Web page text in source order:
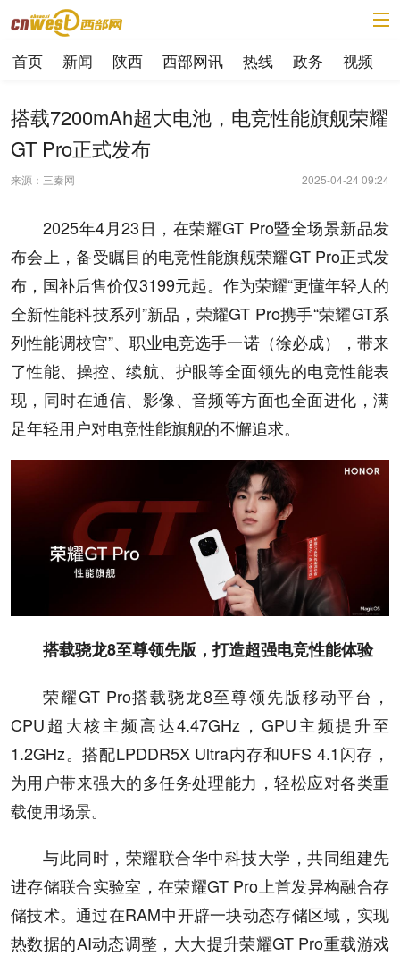
首页 新闻 陕西 西部网讯 热线 政务 视频
搭载7200mAh超大电池，电竞性能旗舰荣耀
GT Pro正式发布
来源：三秦网 2025-04-24 09:24
2025年4月23日，在荣耀GT Pro暨全场景新品发
布会上，备受瞩目的电竞性能旗舰荣耀GT Pro正式发
布，国补后售价仅3199元起。作为荣耀“更懂年轻人的
全新性能科技系列”新品，荣耀GT Pro携手“荣耀GT系
列性能调校官”、职业电竞选手一诺（徐必成），带来
了性能、操控、续航、护眼等全面领先的电竞性能表
现，同时在通信、影像、音频等方面也全面进化，满
足年轻用户对电竞性能旗舰的不懈追求。
搭载骁龙8至尊领先版，打造超强电竞性能体验
荣耀GT Pro搭载骁龙8至尊领先版移动平台，
CPU超大核主频高达4.47GHz，GPU主频提升至
1.2GHz。搭配LPDDR5X Ultra内存和UFS 4.1闪存，
为用户带来强大的多任务处理能力，轻松应对各类重
载使用场景。
与此同时，荣耀联合华中科技大学，共同组建先
进存储联合实验室，在荣耀GT Pro上首发异构融合存
储技术。通过在RAM中开辟一块动态存储区域，实现
热数据的AI动态调整，大大提升荣耀GT Pro重载游戏